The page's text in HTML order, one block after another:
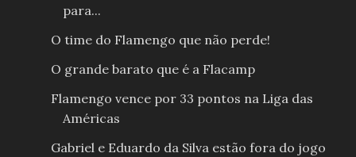
para...
O time do Flamengo que não perde!
O grande barato que é a Flacamp
Flamengo vence por 33 pontos na Liga das
Américas
Gabriel e Eduardo da Silva estão fora do jogo